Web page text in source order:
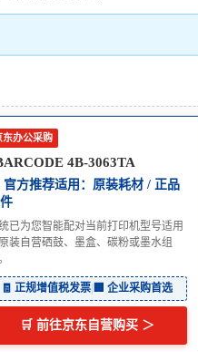
东办公采购
4B-3063TA
官方推荐适用：原装耗材 / 正品
已为您智能配对当前打印机型号适用
装自营硒鼓、墨盒、碳粉或墨水组
🧾 正规增值税发票 🏢 企业采购首选
🛒 前往京东自营购买 ＞